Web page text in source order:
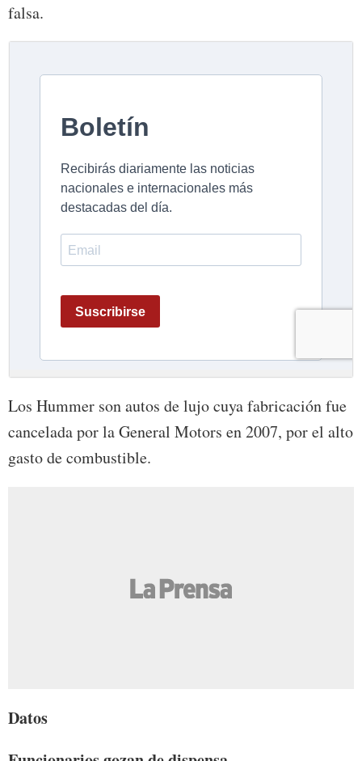
falsa.
Los Hummer son autos de lujo cuya fabricación fue
cancelada por la General Motors en 2007, por el alto
gasto de combustible.
Datos